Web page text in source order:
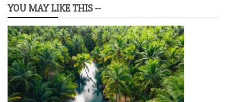
YOU MAY LIKE THIS --